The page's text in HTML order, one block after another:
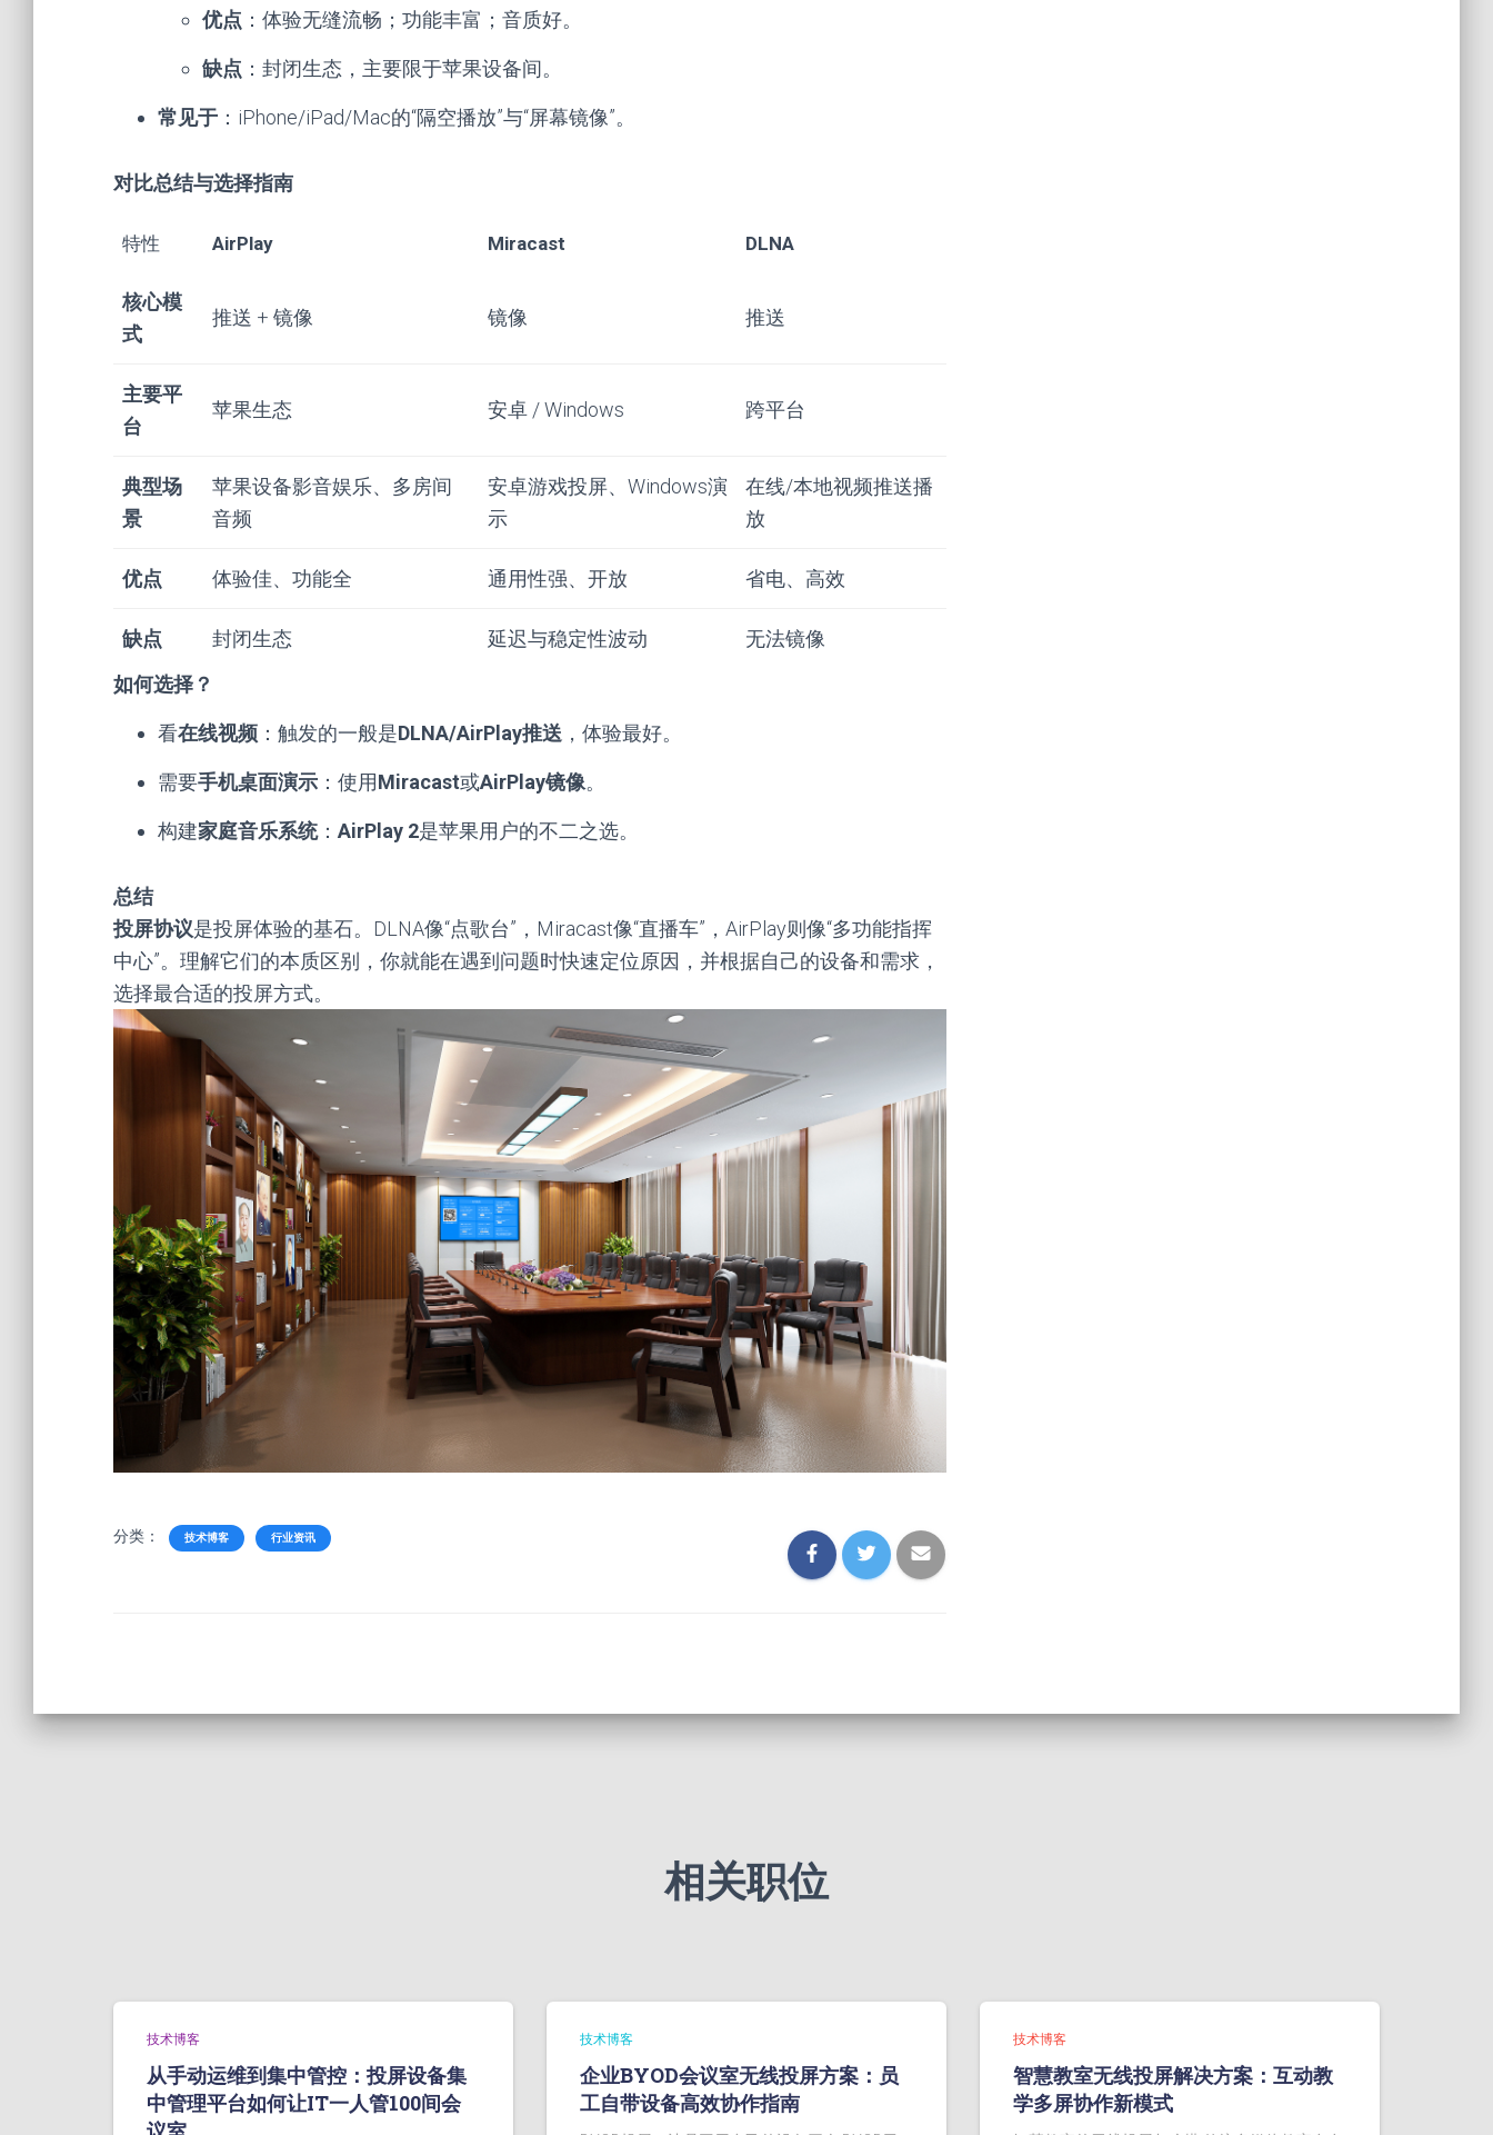
优点 ：体验无缝流畅；功能丰富；音质好。
缺点 ：封闭生态，主要限于苹果设备间。
常见于 ：iPhone/iPad/Mac的“隔空播放”与“屏幕镜像”。
对比总结与选择指南
特性 AirPlay Miracast DLNA
核心模
式
推送 + 镜像 镜像 推送
主要平
台
苹果生态 安卓 / Windows 跨平台
典型场
景
苹果设备影音娱乐、多房间
音频
安卓游戏投屏、Windows演
示
在线/本地视频推送播
放
优点 体验佳、功能全 通用性强、开放 省电、高效
缺点 封闭生态 延迟与稳定性波动
无法镜像
如何选择？
看在线视频 ：触发的一般是DLNA/AirPlay推送 ，体验最好。
需要手机桌面演示 ：使用Miracast或AirPlay镜像。
构建家庭音乐系统： AirPlay 2是苹果用户的不二之选。
总结
投屏协议是投屏体验的基石。DLNA像“点歌台”，Miracast像“直播车”，AirPlay则像“多功能指挥
中心”。理解它们的本质区别，你就能在遇到问题时快速定位原因，并根据自己的设备和需求，
选择最合适的投屏方式。
分类： 技术博客 行业资讯
相关职位
技术博客
从手动运维到集中管控：投屏设备集
中管理平台如何让IT一人管100间会
技术博客
企业BYOD会议室无线投屏方案：员
工自带设备高效协作指南
技术博客
智慧教室无线投屏解决方案：互动教
学多屏协作新模式